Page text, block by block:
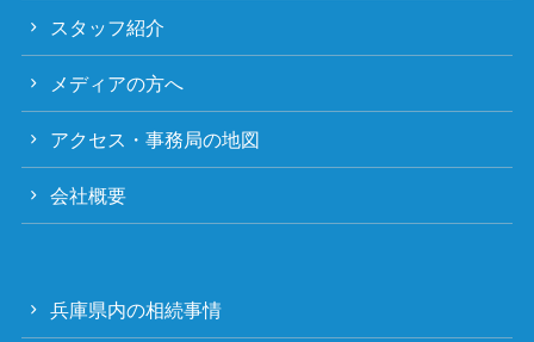
スタッフ紹介
メディアの方へ
アクセス・事務局の地図
会社概要
兵庫県内の相続事情